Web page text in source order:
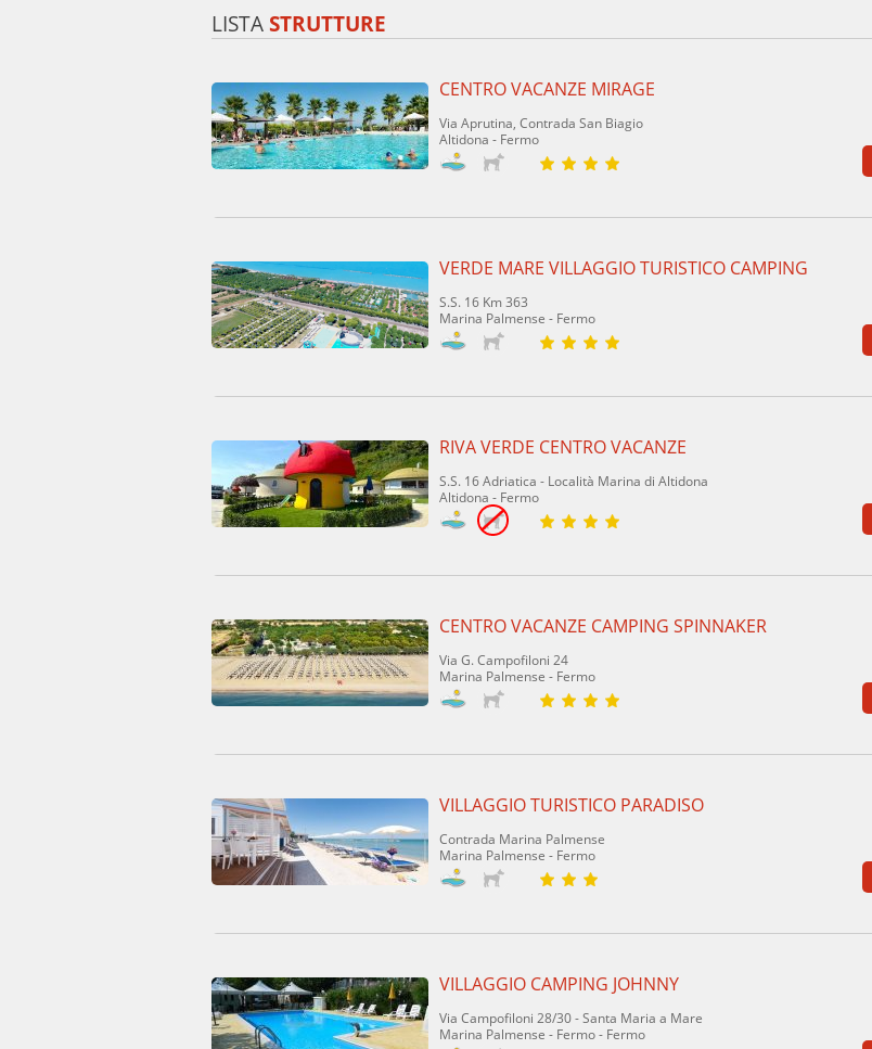
LISTASTRUTTURE
CENTRO VACANZE MIRAGE
Via Aprutina, Contrada San Biagio
Altidona - Fermo
VERDE MARE VILLAGGIO TURISTICO CAMPING
S.S. 16 Km 363
Marina Palmense - Fermo
RIVA VERDE CENTRO VACANZE
S.S. 16 Adriatica - Località Marina di Altidona
Altidona - Fermo
CENTRO VACANZE CAMPING SPINNAKER
Via G. Campofiloni 24
Marina Palmense - Fermo
VILLAGGIO TURISTICO PARADISO
Contrada Marina Palmense
Marina Palmense - Fermo
VILLAGGIO CAMPING JOHNNY
Via Campofiloni 28/30 - Santa Maria a Mare
Marina Palmense - Fermo - Fermo